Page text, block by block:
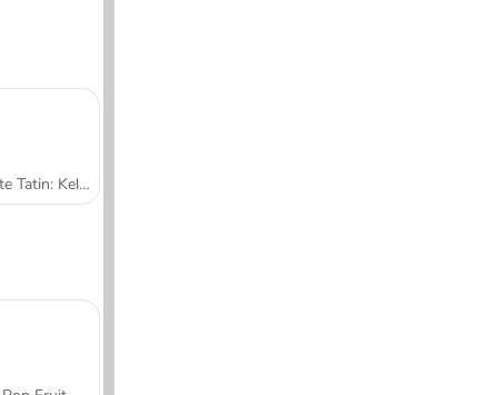
Tarte Tatin: Kelas Memasak Sara